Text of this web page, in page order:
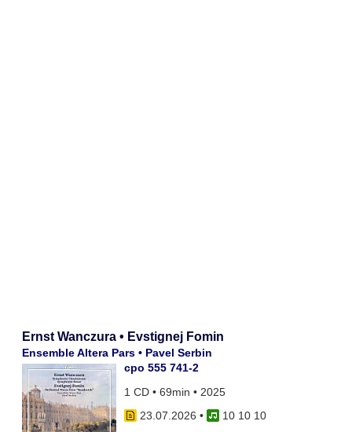
Ernst Wanczura • Evstignej Fomin
Ensemble Altera Pars • Pavel Serbin
cpo 555 741-2
1 CD • 69min • 2025
23.07.2026 •
10 10 10